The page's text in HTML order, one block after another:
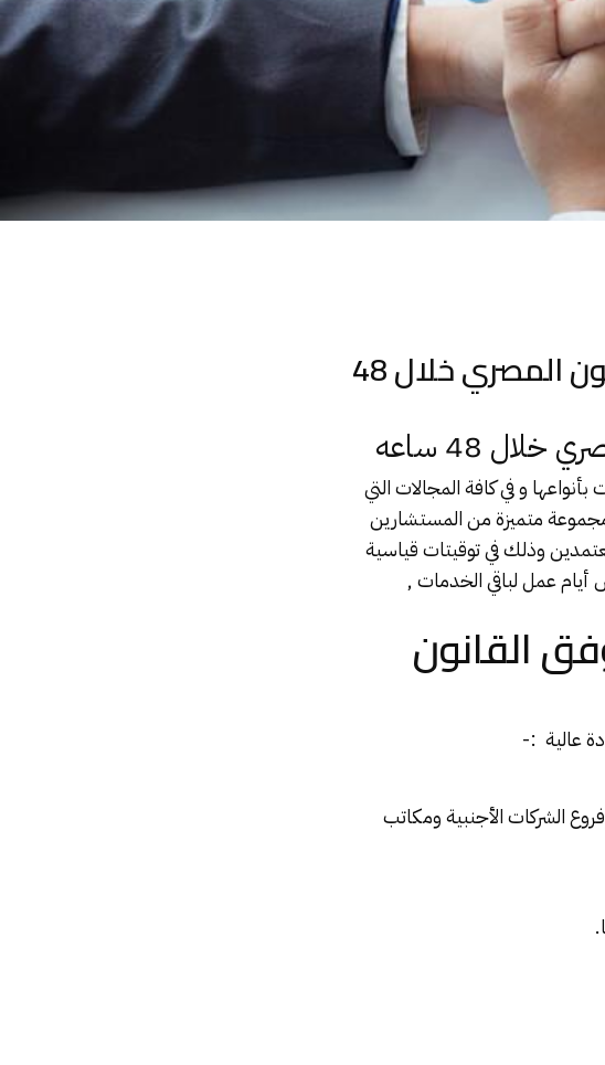
تأسيس الشركات بكافة بأنواعها وفق القانون المصري خلال 48
48 ساعه
بأنواعها و في كافة المجالات التي
متميزة من المستشارين
وذلك في توقيتات قياسية
خمس أيام عمل لباقي الخدمات ,
القانون
عالية :-
الشركات الأجنبية ومكاتب